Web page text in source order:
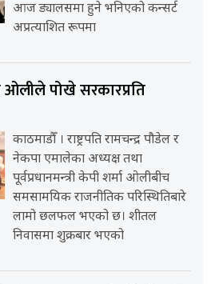
आज ड्यालसमा हुने भनिएको कन्सर्ट
अप्रत्याशित रूपमा
ओलीले पोखे सरकारप्रति
काठमाडौँ । राष्ट्रपति रामचन्द्र पौडेल र
नेकपा एमालेका अध्यक्ष तथा
पूर्वप्रधानमन्त्री केपी शर्मा ओलीबीच
समसामयिक राजनीतिक परिस्थितिबारे
लामो छलफल भएको छ। शीतल
निवासमा शुक्रबार भएको